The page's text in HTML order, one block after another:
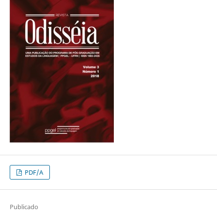
PDF/A
Publicado